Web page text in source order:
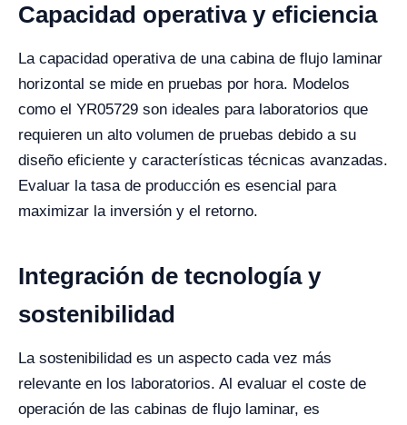
Capacidad operativa y eficiencia
La capacidad operativa de una cabina de flujo laminar
horizontal se mide en pruebas por hora. Modelos
como el YR05729 son ideales para laboratorios que
requieren un alto volumen de pruebas debido a su
diseño eficiente y características técnicas avanzadas.
Evaluar la tasa de producción es esencial para
maximizar la inversión y el retorno.
Integración de tecnología y
sostenibilidad
La sostenibilidad es un aspecto cada vez más
relevante en los laboratorios. Al evaluar el coste de
operación de las cabinas de flujo laminar, es